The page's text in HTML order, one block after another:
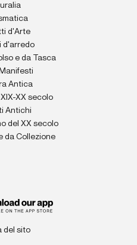
d'Arte
d'arredo
e da Tasca
Antica
XX secolo
Antichi
del XX secolo
da Collezione
del sito